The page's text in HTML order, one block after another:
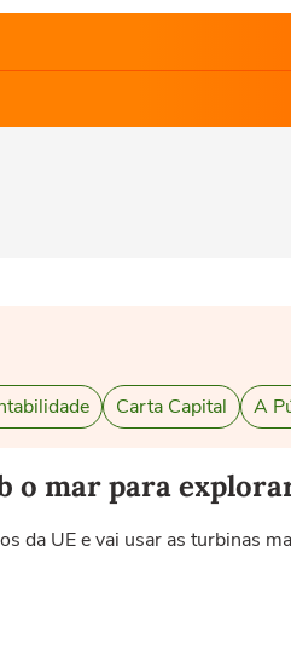
Carta Capital A
o mar para
da UE e vai usar as turbinas